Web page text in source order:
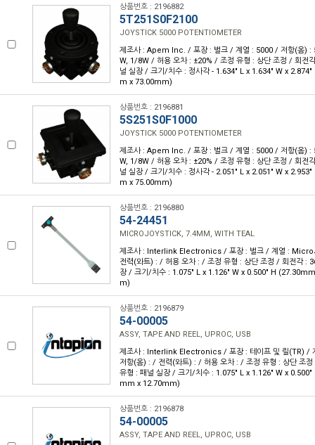
상품번호 : 2196882
5T251S0F2100
JOYSTICK 5000 POTENTIOMETER
제조사 : Apem Inc. / 포장 : 벌크 / 계열 : 5000 / 저항(옴) :
W, 1/8W / 허용 오차 : ±20% / 조정 유형 : 상단 조정 / 회전
널 실장 / 크기/치수 : 정사각 - 1.634" L x 1.634" W x
m x 73.00mm)
상품번호 : 2196881
5S251S0F1000
JOYSTICK 5000 POTENTIOMETER
제조사 : Apem Inc. / 포장 : 벌크 / 계열 : 5000 / 저항(옴) :
W, 1/8W / 허용 오차 : ±20% / 조정 유형 : 상단 조정 / 회전
널 실장 / 크기/치수 : 정사각 - 2.051" L x 2.051" W x
m x 75.00mm)
상품번호 : 2196880
54-24451
MICROJOYSTICK, 7.4MM, WITH TEAL
제조사 : Interlink Electronics / 포장 : 벌크 / 계열 :
전력(와트) : / 허용 오차 : / 조정 유형 : 상단 조정 / 회전각 :
장 / 크기/치수 : 1.075" L x 1.126" W x 0.500" H
m)
상품번호 : 2196879
54-00005
ASSY, TAPE AND REEL, UPROC, USB
제조사 : Interlink Electronics / 포장 : 테이프 및 릴(TR)
저항(옴) : / 전력(와트) : / 허용 오차 : / 조정 유형 : 상단 조
유형 : 패널 실장 / 크기/치수 : 1.075" L x 1.126" W x
mm x 12.70mm)
상품번호 : 2196878
54-00005
ASSY, TAPE AND REEL, UPROC, USB